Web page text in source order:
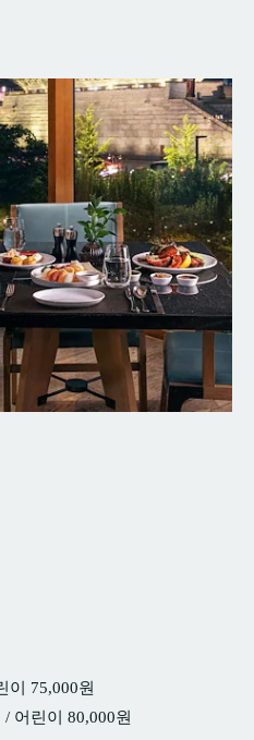
이 75,000원
어린이 80,000원